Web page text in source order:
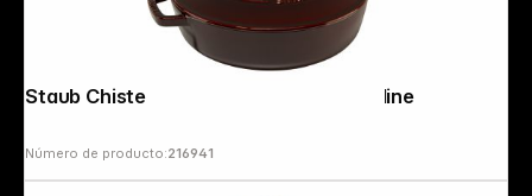
Staub Chistera 28 cm Cocotte Grenadine
Número de producto:216941